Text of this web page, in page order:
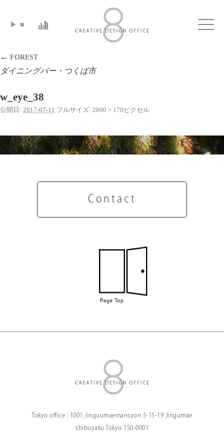
Click
▶ ■
← FOREST
ダイニングバー・つくば市
w_eye_38
公開日: 2017-07-11 フルサイズ: 2000 × 170 ピクセル
Contact
Tokyo office : 1001 Jinguumaemansyon 3-15-19 Jingumae
shibuyaku Tokyo 150-0001